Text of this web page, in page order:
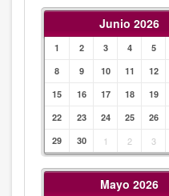
Junio 2026
1 2 3 4 5
8
9 10 11 12
15
16 17 18 19
22
23 24 25 26
29
30 1 2 3
Mayo 2026